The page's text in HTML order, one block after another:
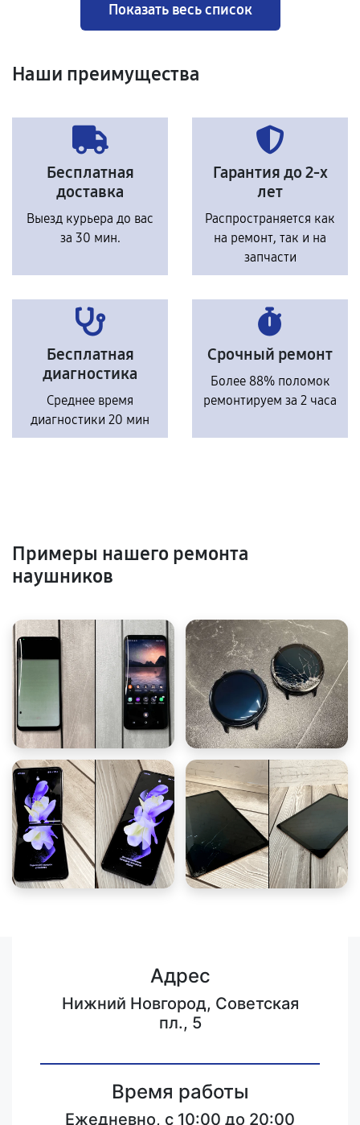
Показать весь список
Наши преимущества
Бесплатная
доставка
Выезд курьера до вас
за 30 мин.
Гарантия до 2-х
лет
Распространяется как
на ремонт, так и на
запчасти
Бесплатная
диагностика
Среднее время
диагностики 20 мин
Срочный ремонт
Более 88% поломок
ремонтируем за 2 часа
Примеры нашего ремонта
наушников
Адрес
Нижний Новгород, Советская
пл., 5
Время работы
Ежедневно, с 10:00 до 20:00